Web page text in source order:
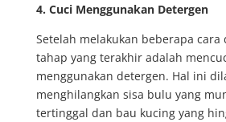
4. Cuci Menggunakan Detergen
Setelah melakukan beberapa cara
tahap yang terakhir adalah
menggunakan detergen. Hal ini
menghilangkan sisa bulu yang
tertinggal dan bau kucing yang